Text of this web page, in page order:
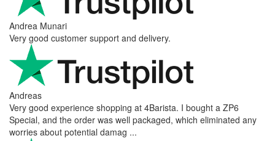
Andrea Munari
Very good customer support and delivery.
Andreas
Very good experience shopping at 4Barista. I bought a ZP6
Special, and the order was well packaged, which eliminated any
worries about potential damag ...